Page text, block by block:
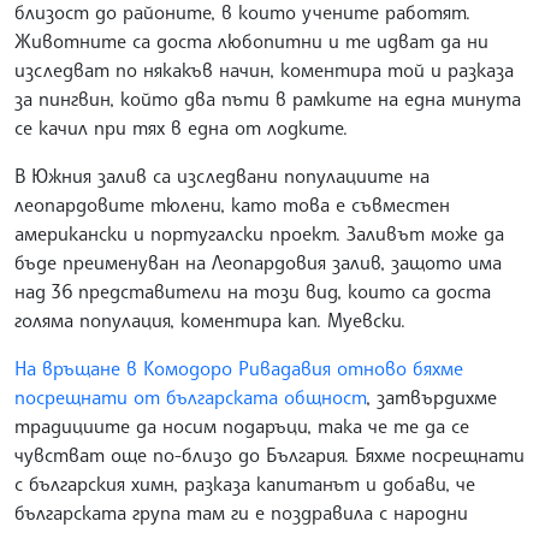
близост до районите, в които учените работят.
Животните са доста любопитни и те идват да ни
изследват по някакъв начин, коментира той и разказа
за пингвин, който два пъти в рамките на една минута
се качил при тях в една от лодките.
В Южния залив са изследвани популациите на
леопардовите тюлени, като това е съвместен
американски и португалски проект. Заливът може да
бъде преименуван на Леопардовия залив, защото има
над 36 представители на този вид, които са доста
голяма популация, коментира кап. Муевски.
На връщане в Комодоро Ривадавия отново бяхме
посрещнати от българската общност, затвърдихме
традициите да носим подаръци, така че те да се
чувстват още по-близо до България. Бяхме посрещнати
с българския химн, разказа капитанът и добави, че
българската група там ги е поздравила с народни